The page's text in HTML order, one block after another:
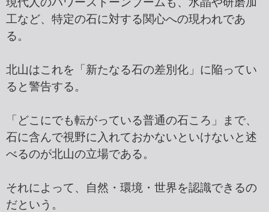
工など、特定の石に対する関心への現われであ
る。
北山はこれを「新たなる石の差別化」に陥ってい
ると警告する。
「どこにでも転がっている普通の石ころ」まで、
石に含んで視野に入れておかないといけないと述
べるのが北山の立場である。
それによって、自然・環境・世界を認識できるの
だという。